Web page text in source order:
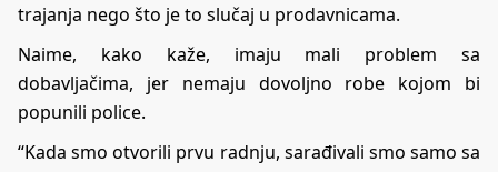
trajanja nego što je to slučaj u prodavnicama.
Naime, kako kaže, imaju mali problem sa
dobavljačima, jer nemaju dovoljno robe kojom bi
popunili police.
“Kada smo otvorili prvu radnju, sarađivali smo samo sa